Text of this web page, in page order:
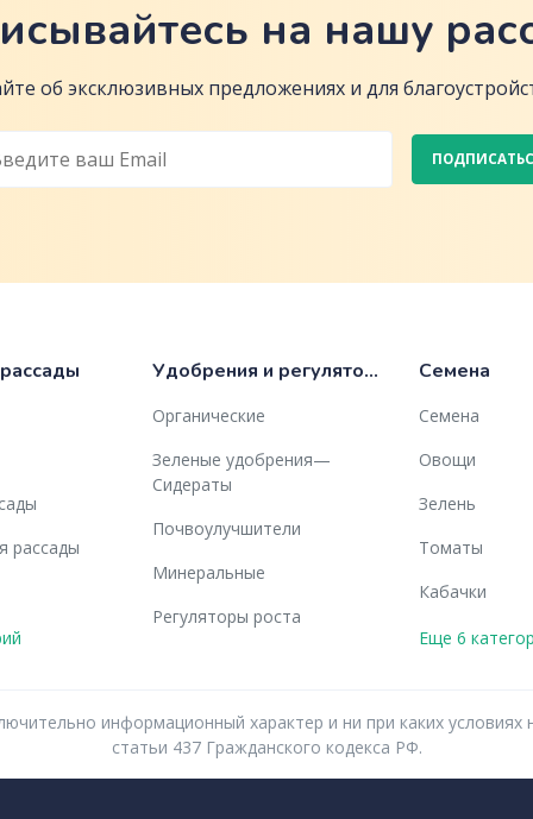
на нашу
об эксклюзивных предложениях и для
рассады
Удобрения и регуляторы роста
Органические
Зеленые удобрения—
Сидераты
Почвоулучшители
Минеральные
Регуляторы роста
Семена
Семена
Овощи
Зелень
Томаты
Кабачки
Еще 6
информационный характер и ни при каких
статьи 437 Гражданского кодекса РФ.